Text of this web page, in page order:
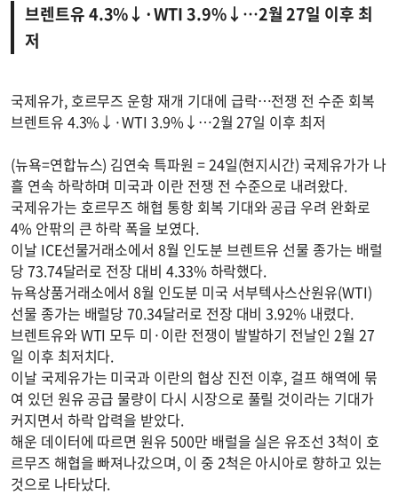
브렌트유 4.3%↓·WTI 3.9%↓…2월 27일 이후 최
저
국제유가, 호르무즈 운항 재개 기대에 급락…전쟁 전 수준 회복
브렌트유 4.3%↓·WTI 3.9%↓…2월 27일 이후 최저
(뉴욕=연합뉴스) 김연숙 특파원 = 24일(현지시간) 국제유가가 나
흘 연속 하락하며 미국과 이란 전쟁 전 수준으로 내려왔다.
국제유가는 호르무즈 해협 통항 회복 기대와 공급 우려 완화로
4% 안팎의 큰 하락 폭을 보였다.
이날 ICE선물거래소에서 8월 인도분 브렌트유 선물 종가는 배럴
당 73.74달러로 전장 대비 4.33% 하락했다.
뉴욕상품거래소에서 8월 인도분 미국 서부텍사스산원유(WTI)
선물 종가는 배럴당 70.34달러로 전장 대비 3.92% 내렸다.
브렌트유와 WTI 모두 미·이란 전쟁이 발발하기 전날인 2월 27
일 이후 최저치다.
이날 국제유가는 미국과 이란의 협상 진전 이후, 걸프 해역에 묶
여 있던 원유 공급 물량이 다시 시장으로 풀릴 것이라는 기대가
커지면서 하락 압력을 받았다.
해운 데이터에 따르면 원유 500만 배럴을 실은 유조선 3척이 호
르무즈 해협을 빠져나갔으며, 이 중 2척은 아시아로 향하고 있는
것으로 나타났다.